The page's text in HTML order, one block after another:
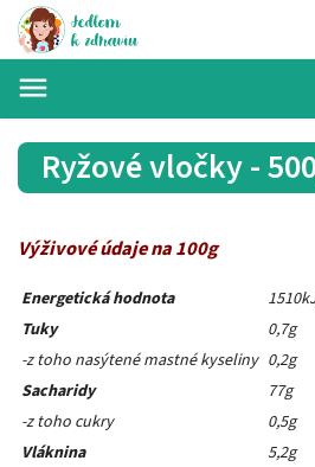
Ryžové vločky -
Výživové údaje na 100g
Energetická hodnota
Tuky
0,7g
-z toho nasýtené mastné kyseliny 0,2g
Sacharidy
77g
-z toho cukry
0,5g
Vláknina
5,2g